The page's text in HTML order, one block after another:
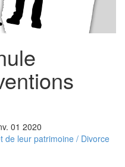
01 2020
de leur patrimoine / Divorce